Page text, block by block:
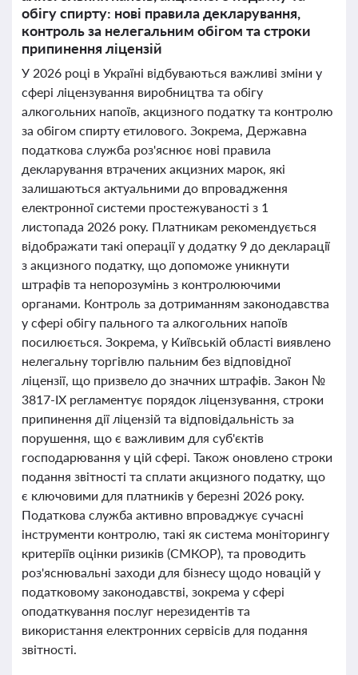
обігу спирту: нові правила декларування,
контроль за нелегальним обігом та строки
припинення ліцензій
У 2026 році в Україні відбуваються важливі зміни у
сфері ліцензування виробництва та обігу
алкогольних напоїв, акцизного податку та контролю
за обігом спирту етилового. Зокрема, Державна
податкова служба роз'яснює нові правила
декларування втрачених акцизних марок, які
залишаються актуальними до впровадження
електронної системи простежуваності з 1
листопада 2026 року. Платникам рекомендується
відображати такі операції у додатку 9 до декларації
з акцизного податку, що допоможе уникнути
штрафів та непорозумінь з контролюючими
органами. Контроль за дотриманням законодавства
у сфері обігу пального та алкогольних напоїв
посилюється. Зокрема, у Київській області виявлено
нелегальну торгівлю пальним без відповідної
ліцензії, що призвело до значних штрафів. Закон №
3817-ІХ регламентує порядок ліцензування, строки
припинення дії ліцензій та відповідальність за
порушення, що є важливим для суб'єктів
господарювання у цій сфері. Також оновлено строки
подання звітності та сплати акцизного податку, що
є ключовими для платників у березні 2026 року.
Податкова служба активно впроваджує сучасні
інструменти контролю, такі як система моніторингу
критеріїв оцінки ризиків (СМКОР), та проводить
роз'яснювальні заходи для бізнесу щодо новацій у
податковому законодавстві, зокрема у сфері
оподаткування послуг нерезидентів та
використання електронних сервісів для подання
звітності.